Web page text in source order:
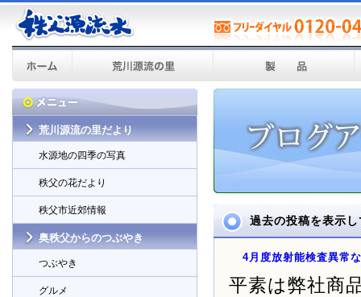
荒川源流の里だより
水源地の四季の写真
秩父の花だより
秩父市近郊情報
奥秩父からのつぶやき
つぶやき
グルメ
過去の投稿を表示
4月度放射能検査異常
平素は弊社商